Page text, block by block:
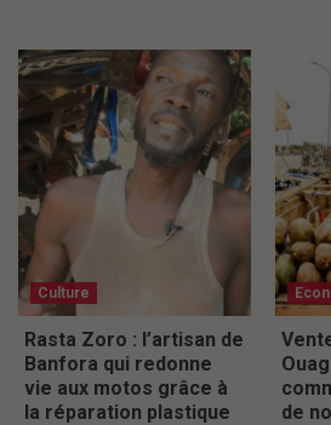
Culture
Rasta Zoro : l’artisan de
Banfora qui redonne
vie aux motos grâce à
la réparation plastique
de